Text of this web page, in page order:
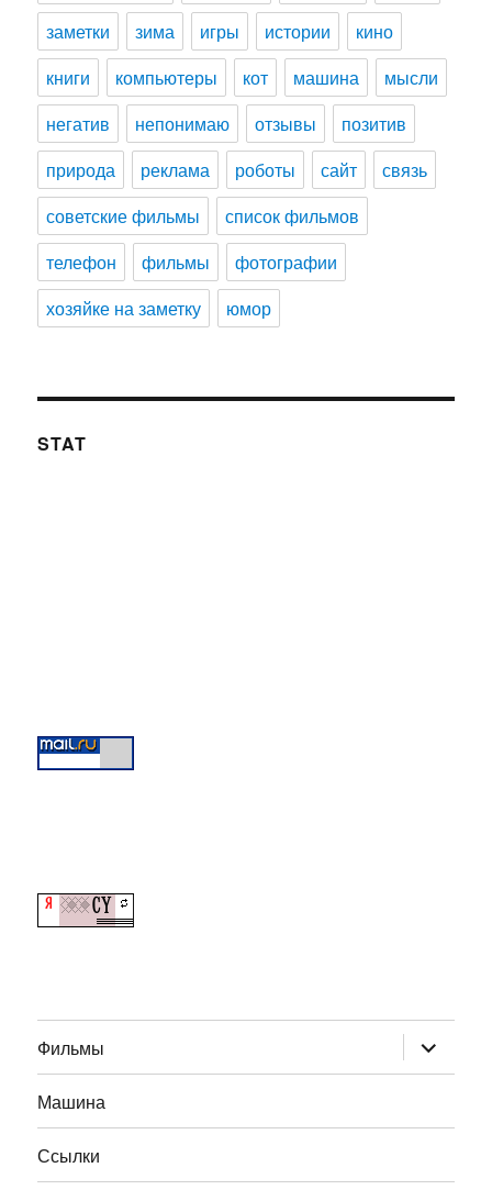
заметки
зима игры истории
кино
книги
компьютеры кот машина
мысли
негатив
непонимаю отзывы
позитив
природа
реклама роботы сайт
связь
советские фильмы
список фильмов
телефон
фильмы
фотографии
хозяйке на заметку
юмор
STAT
Фильмы дочернее
меню
Машина
Ссылки